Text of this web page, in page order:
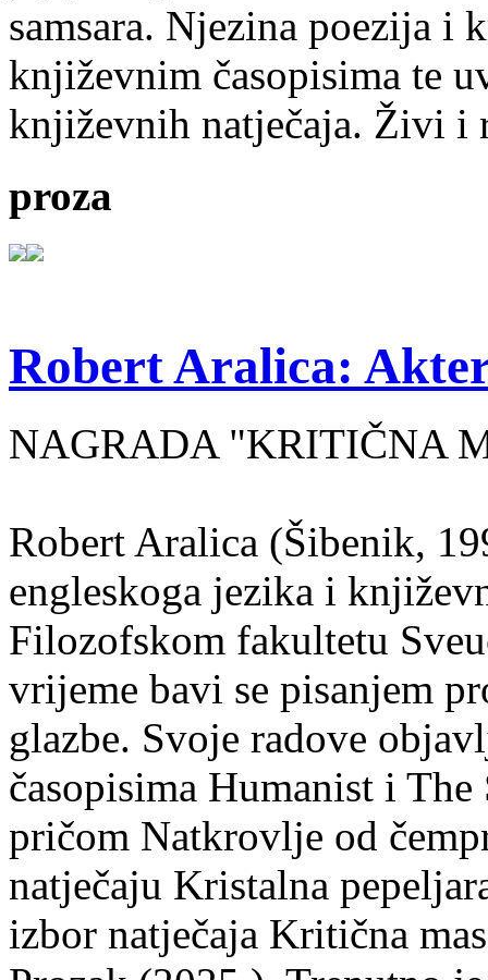
samsara. Njezina poezija i
književnim časopisima te
književnih natječaja. Živi i
proza
Robert Aralica:
NAGRADA "KRITIČNA
Robert Aralica (Šibenik,
engleskoga jezika i
Filozofskom fakultetu
vrijeme bavi se pisanjem
glazbe. Svoje radove
časopisima Humanist i
pričom Natkrovlje od
natječaju Kristalna
izbor natječaja Kritična